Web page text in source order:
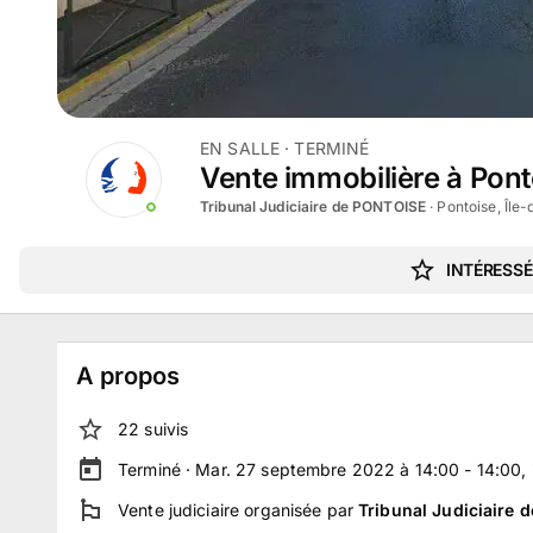
EN SALLE · TERMINÉ
Vente immobilière à
Tribunal Judiciaire de PONTOISE · Pontoise, Île-
A propos
22 suivis
Terminé · Mar. 27 septembre 2022 à 14:00 - 14:00,
Vente judiciaire organisée parTribunal Judiciaire